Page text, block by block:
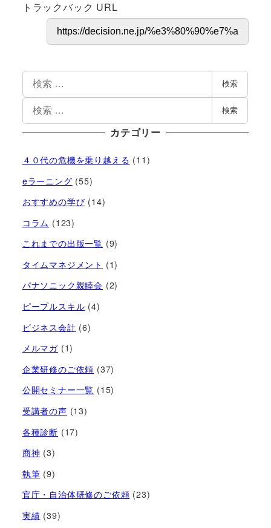
トラックバック URL
検索
検索
カテゴリー
４０代の危機を乗り越える (11)
eラーニング (55)
おすすめの学び (14)
コラム (123)
これまでの出版一覧 (9)
タイムマネジメント (1)
パナソニック親睦会 (2)
ピープルスキル (4)
ビジネス会計 (6)
メルマガ (1)
企業研修のご依頼 (37)
公開セミナー一覧 (15)
受講者の声 (13)
各種診断 (17)
商神 (3)
執筆 (9)
官庁・自治体研修のご依頼 (23)
実績 (39)